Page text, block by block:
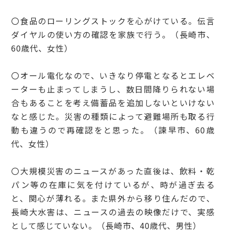
〇食品のローリングストックを心がけている。伝言
ダイヤルの使い方の確認を家族で行う。（長崎市、
60歳代、女性）
〇オール電化なので、いきなり停電となるとエレベ
ーターも止まってしまうし、数日間降りられない場
合もあることを考え備蓄品を追加しないといけない
なと感じた。災害の種類によって避難場所も取る行
動も違うので再確認をと思った。（諫早市、60歳
代、女性）
〇大規模災害のニュースがあった直後は、飲料・乾
パン等の在庫に気を付けているが、時が過ぎ去る
と、関心が薄れる。また県外から移り住んだので、
長崎大水害は、ニュースの過去の映像だけで、実感
として感じていない。（長崎市、40歳代、男性）